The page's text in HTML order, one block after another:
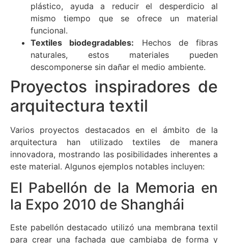
plástico, ayuda a reducir el desperdicio al
mismo tiempo que se ofrece un material
funcional.
Textiles biodegradables: Hechos de fibras
naturales, estos materiales pueden
descomponerse sin dañar el medio ambiente.
Proyectos inspiradores de
arquitectura textil
Varios proyectos destacados en el ámbito de la
arquitectura han utilizado textiles de manera
innovadora, mostrando las posibilidades inherentes a
este material. Algunos ejemplos notables incluyen:
El Pabellón de la Memoria en
la Expo 2010 de Shanghái
Este pabellón destacado utilizó una membrana textil
para crear una fachada que cambiaba de forma y